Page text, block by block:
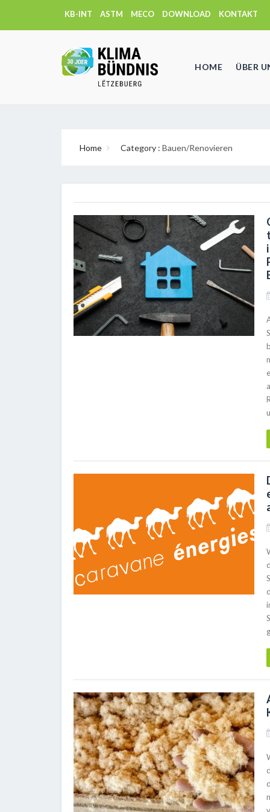
KB-INT ASTM MECO DOWNLOAD KONTAKT
HOME ÜBER
Home Category : Bauen/Renovieren